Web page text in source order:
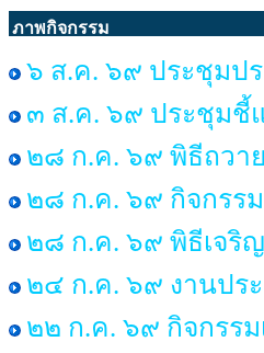
ภาพกิจกรรม
๖ ส.ค. ๖๙ ประชุมป
๓ ส.ค. ๖๙ ประชุมชี้
๒๘ ก.ค. ๖๙ พิธีถวา
๒๘ ก.ค. ๖๙ กิจกรร
๒๘ ก.ค. ๖๙ พิธีเจริ
๒๔ ก.ค. ๖๙ งานปร
๒๒ ก.ค. ๖๙ กิจกรร